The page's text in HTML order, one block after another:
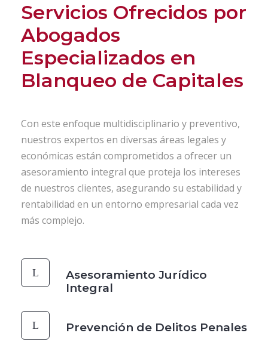
Servicios Ofrecidos por
Abogados
Especializados en
Blanqueo de Capitales
Con este enfoque multidisciplinario y preventivo,
nuestros expertos en diversas áreas legales y
económicas están comprometidos a ofrecer un
asesoramiento integral que proteja los intereses
de nuestros clientes, asegurando su estabilidad y
rentabilidad en un entorno empresarial cada vez
más complejo.
Asesoramiento Jurídico
Integral
Prevención de Delitos Penales